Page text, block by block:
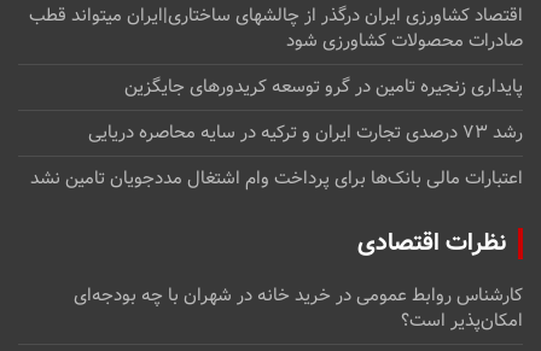
اقتصاد کشاورزی ایران درگذر از چالشهای ساختاری|ایران میتواند قطب
صادرات محصولات کشاورزی شود
پایداری زنجیره تامین در گرو توسعه کریدورهای جایگزین
رشد ۷۳ درصدی تجارت ایران و ترکیه در سایه محاصره دریایی
اعتبارات مالی بانک‌ها برای پرداخت وام اشتغال مددجویان تامین نشد
نظرات اقتصادی
کارشناس روابط عمومیدرخرید خانه در شهران با چه بودجه‌ای
امکان‌پذیر است؟